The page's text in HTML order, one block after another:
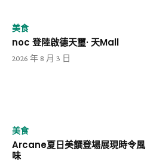
美食
noc 登陸啟德天璽· 天Mall
2026 年 8 月 3 日
美食
Arcane夏日美饌登場展現時令風
味